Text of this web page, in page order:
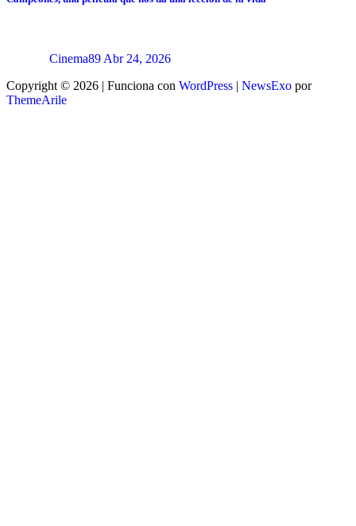
Cinema89 Abr 24, 2026
Copyright © 2026 | Funciona con WordPress | NewsExo por
ThemeArile